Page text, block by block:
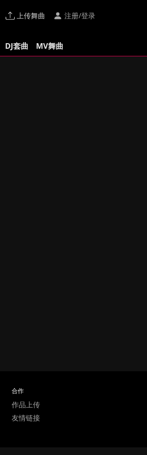
上传舞曲 注册/登录
DJ套曲 MV舞曲
合作
作品上传
友情链接